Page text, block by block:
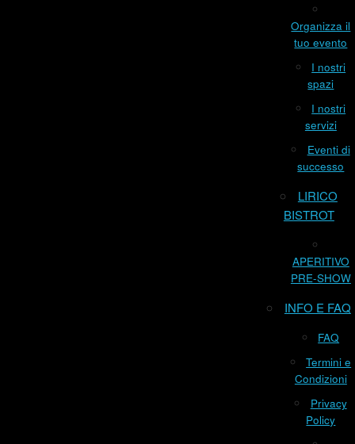
Organizza il
tuo evento
I nostri
spazi
I nostri
servizi
Eventi di
successo
LIRICO
BISTROT
APERITIVO
PRE-SHOW
INFO E FAQ
FAQ
Termini e
Condizioni
Privacy
Policy